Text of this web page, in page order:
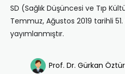
SD (Sağlık Düşüncesi ve Tıp
Temmuz, Ağustos 2019 tarihli 51.
yayımlanmıştır.
Prof. Dr. Gürkan